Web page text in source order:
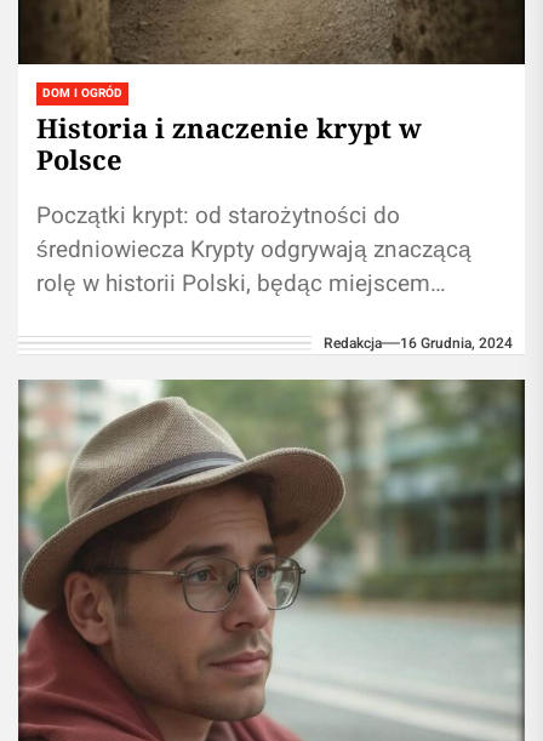
DOM I OGRÓD
Historia i znaczenie krypt w
Polsce
Początki krypt: od starożytności do
średniowiecza Krypty odgrywają znaczącą
rolę w historii Polski, będąc miejscem
ale też dla zwykłych...
Redakcja 16 Grudnia, 2024